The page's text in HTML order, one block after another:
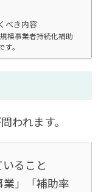
べき内容
模事業者持続化補助
。
われます。
ること
」「補助率